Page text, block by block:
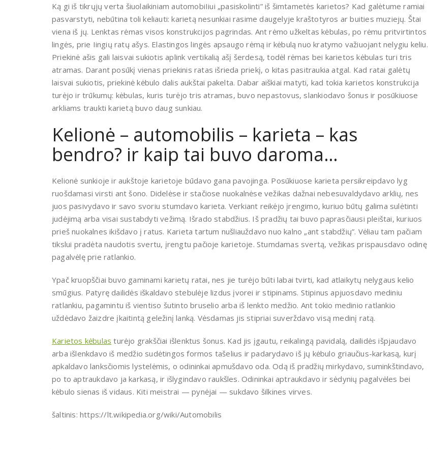
Ką gi iš tikrųjų verta šiuolaikiniam automobiIiui „pasiskolinti” iš šimtametės karietos? Kad galėtume ramiai
pasvarstyti, nebūtina toli keliauti: karietą ne­sunkiai rasime daugelyje kraštotyros ar buities mu­ziejų. Štai
viena iš jų. Lenktas rėmas visos kons­trukcijos pagrindas. Ant rėmo užkeltas kėbulas, po rėmu pritvirtintos
lingės, prie Iingių ratų ašys. Elastingos lingės apsaugo rėmą ir kėbulą nuo kra­tymo važiuojant nelygiu keliu.
Priekinė ašis gali laisvai sukiotis aplink vertikalią ašį šerdesą, to­dėl rėmas bei karietos kėbulas turi tris
atramas. Da­rant posūkį vienas priekinis ratas išrieda priekį, o kitas pasitraukia atgal. Kad ratai galėtų
laisvai sukiotis, priekinė kėbulo dalis aukštai pakelta. Da­bar aiškiai matyti, kad tokia karietos konstrukcija
turėjo ir trūkumų: kėbulas, kuris turėjo tris atra­mas, buvo nepastovus, slankiodavo šonus ir posū­kiuose
arkliams traukti karietą buvo daug sunkiau.
Kelionė – automobilis – karieta – kas
bendro? ir kaip tai buvo daroma…
Kelionė sunkioje ir aukštoje karietoje būdavo ga­na pavojinga. Posūkiuose karieta persikreipdavo lyg
ruošdamasi virsti ant šono. Didelėse ir stačiose nuokalnėse vežikas dažnai nebesuvaldydavo arklių, nes
juos pasivydavo ir savo svoriu stumdavo karieta. Verkiant reikėjo įrengimo, kuriuo būtų galima sulė­tinti
judėjimą arba visai sustabdyti vežimą. Išrado stabdžius. Iš pradžių tai buvo paprasčiausi pleištai, kuriuos
prieš nuokalnes ikišdavo į ratus. Karieta tartum nušliauždavo nuo kalno „ant stabdžių”. Vė­liau tam pačiam
tikslui pradėta naudotis svertu, įren­gtu pačioje karietoje. Stumdamas svertą, vežikas prispausdavo odinę
pagalvėlę prie ratlankio.
Ypač kruopščiai buvo gaminami karietų ratai, nes jie turėjo būti labai tvirti, kad atlaikytų nely­gaus kelio
smūgius. Patyrę dailidės iškaldavo ste­bulėje lizdus įvorei ir stipinams. Stipinus apjuosdavo mediniu
ratlankiu, pagamintu iš vientiso šutinto bru­selio arba iš lenkto medžio. Ant tokio medinio rat­lankio
uždėdavo žaizdre įkaitintą geležinį lanką. Vės­damas jis stipriai suverždavo visą medinį ratą.
Karietos kėbulas turėjo grakščiai išlenktus šonus. Kad jis įgautu, reikalingą pavidalą, dailidės išpjau­davo
arba išlenkdavo iš medžio sudėtingos formos tašelius ir padarydavo iš jų kėbulo griaučius-karka­są, kurį
apkaldavo lanksčiomis lystelėmis, o odinin­kai apmušdavo oda. Odą iš pradžių mirkydavo, su­minkštindavo,
po to ap­traukdavo ja karkasą, ir išlygindavo raukšles. Odininkai aptraukdavo ir sė­dynių pagalvėles bei
kėbu­lo sienas iš vidaus. Kiti meistrai — pynėjai — suk­davo šilkines virves.
šaltinis: https://lt.wikipedia.org/wiki/Automobilis